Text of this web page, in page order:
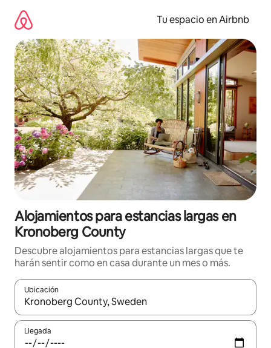
contenido
Tu espacio en Airbnb
Alojamientos para estancias largas en
Kronoberg County
Descubre alojamientos para estancias largas que te
harán sentir como en casa durante un mes o más.
Ubicación
Cuando los resultados estén disponibles, podrás navegar
Llegada